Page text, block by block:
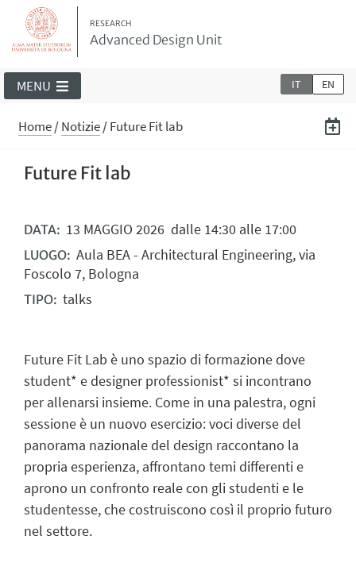
RESEARCH
Advanced Design Unit
IT EN
MENU
Home/Notizie/Future Fit lab
Future Fit lab
DATA: 13 MAGGIO 2026dalle 14:30 alle 17:00
LUOGO: Aula BEA - Architectural Engineering, via
Foscolo 7, Bologna
TIPO: talks
Future Fit Lab è uno spazio di formazione dove
student* e designer professionist* si incontrano
per allenarsi insieme. Come in una palestra, ogni
sessione è un nuovo esercizio: voci diverse del
panorama nazionale del design raccontano la
propria esperienza, affrontano temi differenti e
aprono un confronto reale con gli studenti e le
studentesse, che costruiscono così il proprio futuro
nel settore.